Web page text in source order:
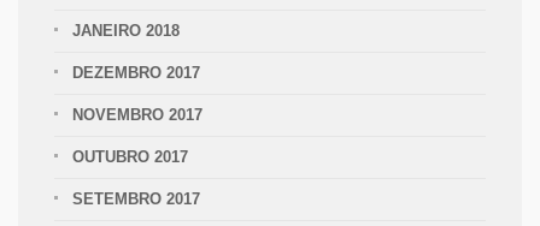
JANEIRO 2018
DEZEMBRO 2017
NOVEMBRO 2017
OUTUBRO 2017
SETEMBRO 2017